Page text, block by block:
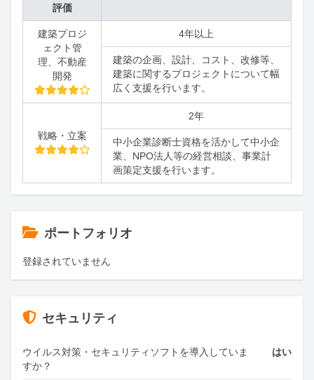
評価
建築プロジ
ェクト管
理、不動産
開発
4年以上
建築の企画、設計、コスト、改修等、
建築に関するプロジェクトについて幅
広く支援を行います。
戦略・立案
2年
中小企業診断士資格を活かして中小企
業、NPO法人等の経営相談、事業計
画策定支援を行います。
ポートフォリオ
登録されていません
セキュリティ
ウイルス対策・セキュリティソフトを導入していま
すか？
はい